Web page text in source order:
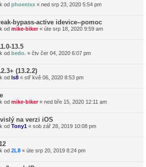
od phoenixx « ned srp 23, 2020 5:54 pm
bypass-active idevice--pomoc
od mike-biker« úte srp 18, 2020 9:59 am
13.5
od bedo. « čtv čer 04, 2020 6:07 pm
(13.2.2)
od ls8 « stř kvě 06, 2020 8:53 pm
od mike-biker« ned bře 15, 2020 12:11 am
na verzi iOS
od Tony1 « sob zář 28, 2019 10:08 pm
od 2L8 « úte srp 20, 2019 8:24 pm